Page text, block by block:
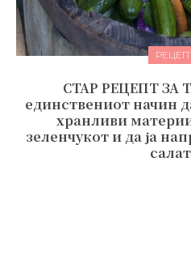
СТАР РЕЦЕПТ ЗА
единствениот начин
хранливи
зеленчукот и да ја